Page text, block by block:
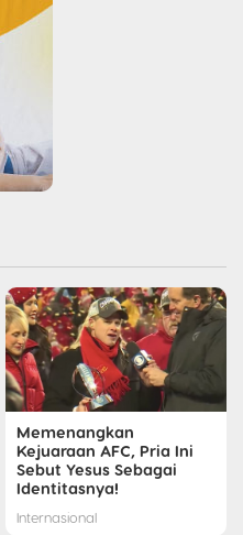
Memenangkan
Kejuaraan AFC, Pria Ini
Sebut Yesus Sebagai
Identitasnya!
Internasional